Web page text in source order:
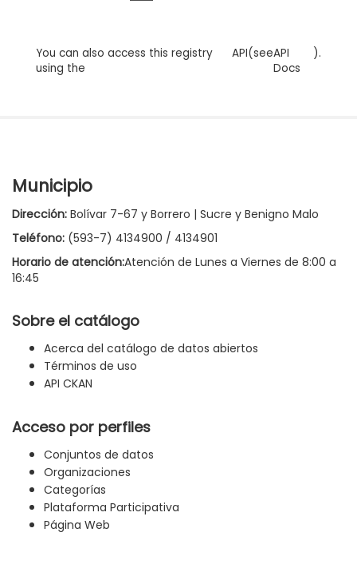
You can also access this registry
using the
API(seeAPI
Docs
).
Municipio
Dirección: Bolívar 7-67 y Borrero | Sucre y Benigno Malo
Teléfono: (593-7) 4134900 / 4134901
Horario de atención:Atención de Lunes a Viernes de 8:00 a
16:45
Sobre el catálogo
Acerca del catálogo de datos abiertos
Términos de uso
API CKAN
Acceso por perfiles
Conjuntos de datos
Organizaciones
Categorías
Plataforma Participativa
Página Web